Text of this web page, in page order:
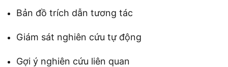
Bản đồ trích dẫn tương tác
Giám sát nghiên cứu tự động
Gợi ý nghiên cứu liên quan